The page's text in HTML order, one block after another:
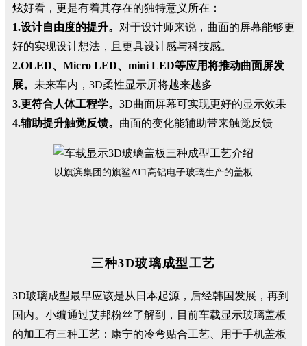
炫好看，更是有着其存在的独特意义所在：
1.设计自由度的提升。 对于设计师来说，曲面的屏幕能够更
好的实现设计想法，且更具设计感与科技感。
2.OLED、Micro LED、mini LED等应用将推动曲面屏发
展。 未来车内，3D柔性显示屏将越来越多
3.更符合人体工程学。 3D曲面屏幕可实现更好的显示效果
4.辅助提升触觉反馈。 曲面的变化能辅助带来触觉反馈
以旗滨集团的旗鲨AT1高铝电子玻璃生产的盖板
三种3D玻璃成型工艺
3D玻璃成型最早应该是从日本起源，后经韩国发展，再到
国内。小编通过艾邦粉丝了解到，目前车载显示玻璃盖板
的加工有三种工艺：康宁的冷弯贴合工艺、用于手机盖板